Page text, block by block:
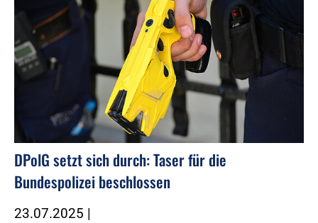
DPolG setzt sich durch: Taser für die
Bundespolizei beschlossen
23.07.2025 |